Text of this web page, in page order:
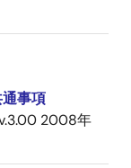
事項
2008年